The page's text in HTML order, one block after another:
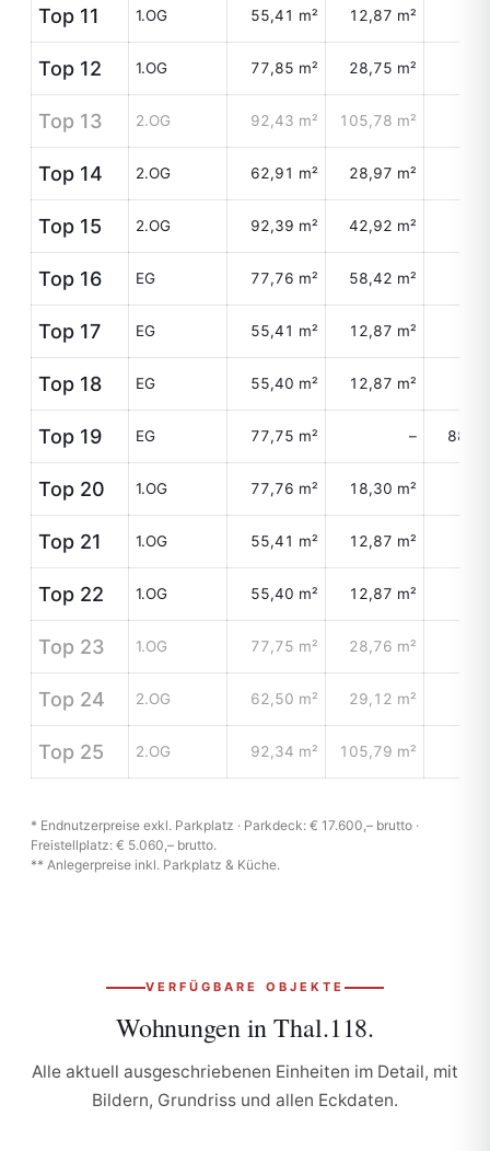
Top 11 1.OG 55,41 m² 12,87 m²
Top 12 1.OG 77,85 m² 28,75 m²
Top 13 2.OG 92,43 m² 105,78 m²
Top 14 2.OG 62,91 m² 28,97 m²
Top 15 2.OG 92,39 m² 42,92 m²
Top 16 EG 77,76 m² 58,42 m²
Top 17 EG 55,41 m² 12,87 m²
Top 18 EG 55,40 m² 12,87 m²
Top 19 EG 77,75 m² –
Top 20 1.OG 77,76 m² 18,30 m²
Top 21 1.OG 55,41 m² 12,87 m²
Top 22 1.OG 55,40 m² 12,87 m²
Top 23 1.OG 77,75 m² 28,76 m²
Top 24 2.OG 62,50 m² 29,12 m²
Top 25 2.OG 92,34 m² 105,79 m²
* Endnutzerpreise exkl. Parkplatz · Parkdeck: € 17.600,– brutto ·
Freistellplatz: € 5.060,– brutto.
** Anlegerpreise inkl. Parkplatz & Küche.
VERFÜGBARE OBJEKTE
Wohnungen inThal.118.
Alle aktuell ausgeschriebenen Einheiten im Detail, mit
Bildern, Grundriss und allen Eckdaten.